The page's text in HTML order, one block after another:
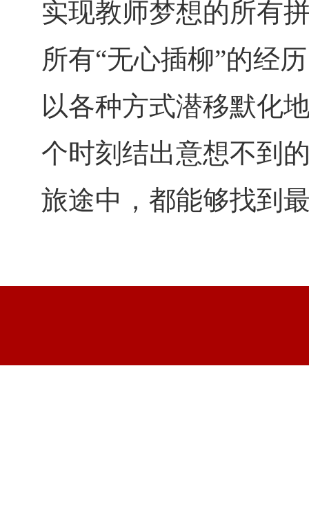
实现教师梦想的所有
所有“无心插柳”的经
以各种方式潜移默化
个时刻结出意想不到
旅途中，都能够找到